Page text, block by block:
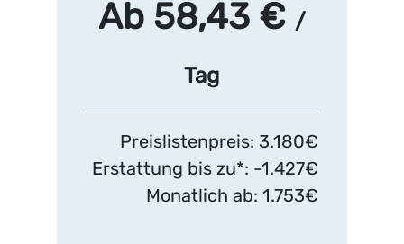
Ab 58,43 € /
Tag
Preislistenpreis: 3.180€
Erstattung bis zu*: -1.427€
Monatlich ab: 1.753€